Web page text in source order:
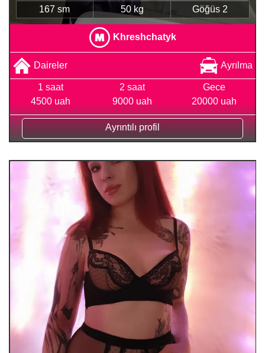
167 sm 50 kg Göğüs 2
Khreshchatyk
Daireler Ayrılma
1 saat
4500 uah
2 saat
9000 uah
Gece
20000 uah
Ayrıntılı profil